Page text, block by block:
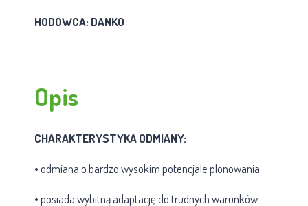
HODOWCA: DANKO
Opis
CHARAKTERYSTYKA ODMIANY:
• odmiana o bardzo wysokim potencjale plonowania
• posiada wybitną adaptację do trudnych warunków